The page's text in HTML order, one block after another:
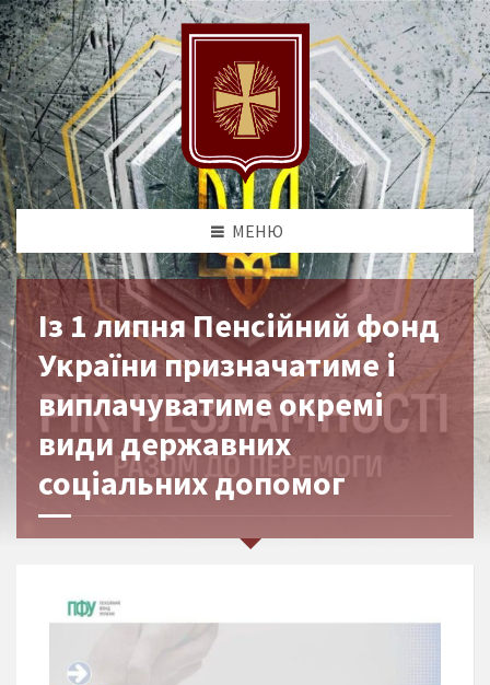
МЕНЮ
Із 1 липня Пенсійний фонд
України призначатиме і
виплачуватиме окремі
види державних
соціальних допомог